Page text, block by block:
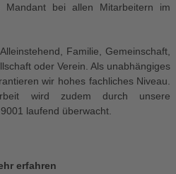
Mandant bei allen Mitarbeitern im
Familie, Gemeinschaft,
oder Verein. Als unabhängiges
wir hohes fachliches Niveau.
wird zudem durch unsere
laufend überwacht.
erfahren